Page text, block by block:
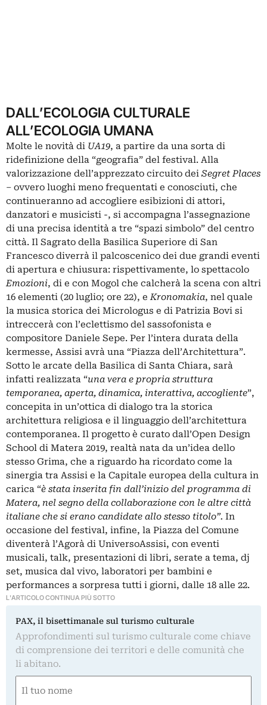
DALL’ECOLOGIA CULTURALE
ALL’ECOLOGIA UMANA
Molte le novità di UA19, a partire da una sorta di
ridefinizione della “geografia” del festival. Alla
valorizzazione dell’apprezzato circuito dei Segret Places
– ovvero luoghi meno frequentati e conosciuti, che
continueranno ad accogliere esibizioni di attori,
danzatori e musicisti -, si accompagna l’assegnazione
di una precisa identità a tre “spazi simbolo” del centro
città. Il Sagrato della Basilica Superiore di San
Francesco diverrà il palcoscenico dei due grandi eventi
di apertura e chiusura: rispettivamente, lo spettacolo
Emozioni, di e con Mogol che calcherà la scena con altri
16 elementi (20 luglio; ore 22), eKronomakia, nel quale
la musica storica dei Micrologus e di Patrizia Bovi si
intreccerà con l’eclettismo del sassofonista e
compositore Daniele Sepe. Per l’intera durata della
kermesse, Assisi avrà una “Piazza dell’Architettura”.
Sotto le arcate della Basilica di Santa Chiara, sarà
infatti realizzata “una vera e propria struttura
temporanea, aperta, dinamica, interattiva, accogliente”,
concepita in un’ottica di dialogo tra la storica
architettura religiosa e il linguaggio dell’architettura
contemporanea. Il progetto è curato dall’Open Design
School di Matera 2019, realtà nata da un’idea dello
stesso Grima, che a riguardo ha ricordato come la
sinergia tra Assisi e la Capitale europea della cultura in
carica “è stata inserita fin dall’inizio del programma di
Matera, nel segno della collaborazione con le altre città
italiane che si erano candidate allo stesso titolo”. In
occasione del festival, infine, la Piazza del Comune
diventerà l’Agorà di UniversoAssisi, con eventi
musicali, talk, presentazioni di libri, serate a tema, dj
set, musica dal vivo, laboratori per bambini e
performances a sorpresa tutti i giorni, dalle 18 alle 22.
L'ARTICOLO CONTINUA PIÙ SOTTO
PAX, il bisettimanale sul turismo culturale
Approfondimenti sul turismo culturale come chiave
di comprensione dei territori e delle comunità che
li abitano.
(Required)